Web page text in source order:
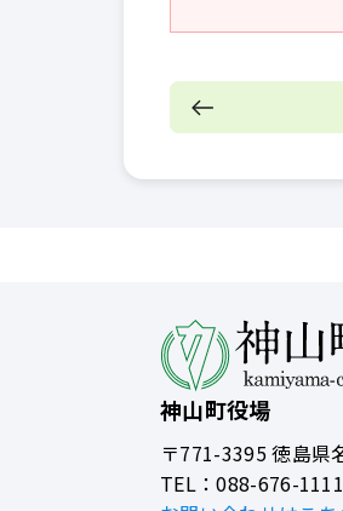
神山町役場
〒771-3395徳島県
TEL：088-676-